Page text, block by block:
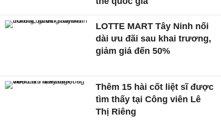
LOTTE MART Tây Ninh nối
dài ưu đãi sau khai trương,
giảm giá đến 50%
Thêm 15 hài cốt liệt sĩ được
tìm thấy tại Công viên Lê
Thị Riêng